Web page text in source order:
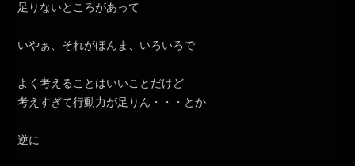
足りないところがあって
いやぁ、それがほんま、いろいろで
よく考えることはいいことだけど
考えすぎて行動力が足りん・・・とか
逆に